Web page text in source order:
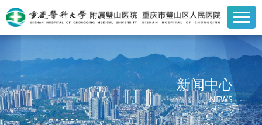
新闻中心
NEWS